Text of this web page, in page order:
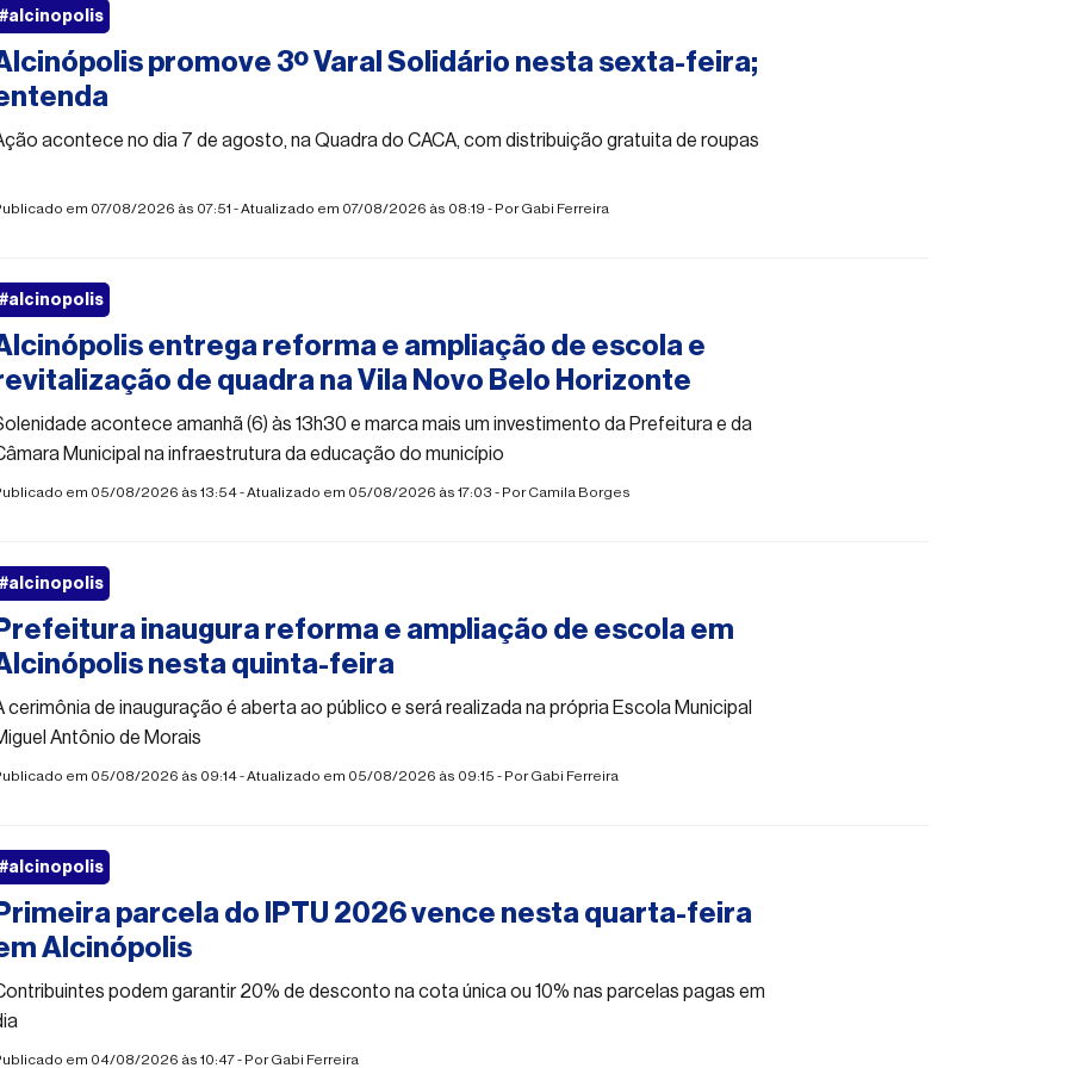
promove 3º Varal Solidário nesta sexta-feira;
acontece no dia 7 de agosto, na Quadra do CACA, com distribuição gratuita de roupas
em 07/08/2026 às 07:51 - Atualizado em 07/08/2026 às 08:19 - PorGabi Ferreira
#alcinopolis
entrega reforma e ampliação de escola e
de quadra na Vila Novo Belo Horizonte
acontece amanhã (6) às 13h30 e marca mais um investimento da Prefeitura e da
Municipal na infraestrutura da educação do município
em 05/08/2026 às 13:54 - Atualizado em 05/08/2026 às 17:03 - PorCamila Borges
#alcinopolis
inaugura reforma e ampliação de escola em
nesta quinta-feira
cerimônia de inauguração é aberta ao público e será realizada na própria Escola Municipal
Antônio de Morais
em 05/08/2026 às 09:14 - Atualizado em 05/08/2026 às 09:15 - PorGabi Ferreira
#alcinopolis
parcela do IPTU 2026 vence nesta quarta-feira
Alcinópolis
podem garantir 20% de desconto na cota única ou 10% nas parcelas pagas em
em 04/08/2026 às 10:47 - PorGabi Ferreira
#alcinopolis